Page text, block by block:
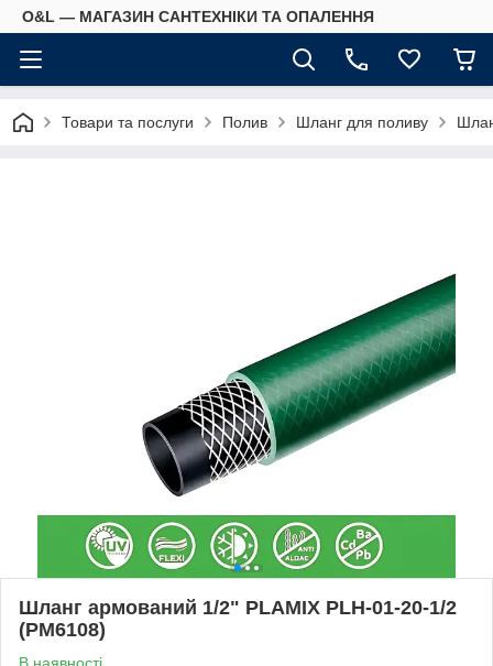
O&L — МАГАЗИН САНТЕХНІКИ ТА ОПАЛЕННЯ
Товари та послуги Полив Шланг для поливу
Шланг армований 1/2" PLAMIX PLH-01-20-1/2
(PM6108)
В наявності